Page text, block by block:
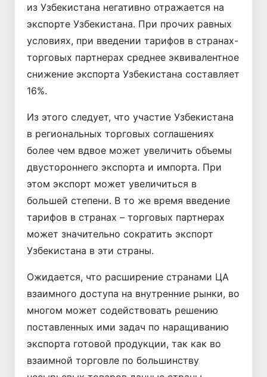
из Узбекистана негативно отражается на
экспорте Узбекистана. При прочих равных
условиях, при введении тарифов в странах-
торговых партнерах среднее эквивалентное
снижение экспорта Узбекистана составляет
16%.
Из этого следует, что участие Узбекистана
в региональных торговых соглашениях
более чем вдвое может увеличить объемы
двустороннего экспорта и импорта. При
этом экспорт может увеличиться в
большей степени. В то же время введение
тарифов в странах – торговых партнерах
может значительно сократить экспорт
Узбекистана в эти страны.
Ожидается, что расширение странами ЦА
взаимного доступа на внутренние рынки, во
многом может содействовать решению
поставленных ими задач по наращиванию
экспорта готовой продукции, так как во
взаимной торговле по большинству